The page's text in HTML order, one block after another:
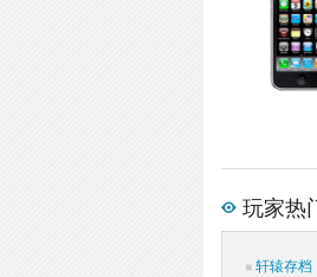
玩家热
轩辕存档